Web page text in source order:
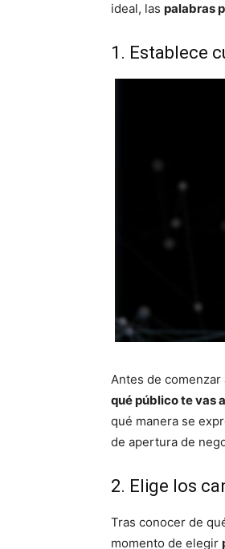
ideal, las palabras
1. Establece
Antes de
qué público te vas
qué manera se
de apertura de
2. Elige los
Tras conocer de
momento de elegir